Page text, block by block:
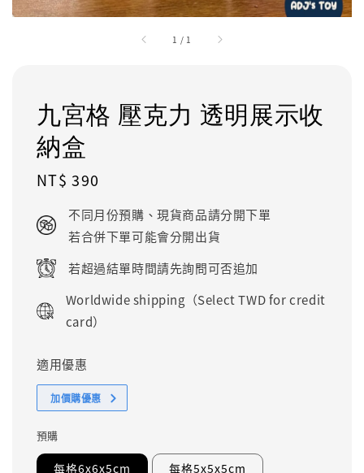
1 / 1
九宮格 壓克力 透明展示收
納盒
Regular
NT$ 390
不同月份預購、現貨商品請分開下單
若合併下單可能會分開出貨
若超過結單時間請先詢問可否追加
Worldwide shipping（Select TWD for credit
card）
適用優惠
加價購優惠
預購
每格6x6x5cm 每格5x5x5cm